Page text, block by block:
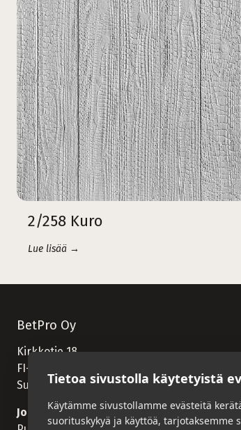
Tietoa sivustolla käytetyistä
Käytämme sivustollamme evästeitä
suorituskykyä ja käyttöä, tarjotaksemme
2/258 Kuro
Lue lisää →
BetPro Oy
Kirkkotie 18
FI-82900 Ilomantsi
Suomi
Jorma Mononen